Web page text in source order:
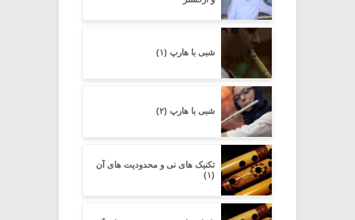
شبی با هارپ (۱)
شبی با هارپ (۲)
تکنیک های نی و محدودیت های آن
(۱)